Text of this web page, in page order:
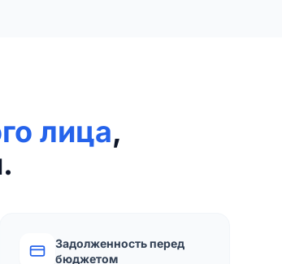
лица,
Задолженность перед
бюджетом